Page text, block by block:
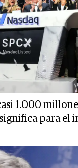
1.000
para el